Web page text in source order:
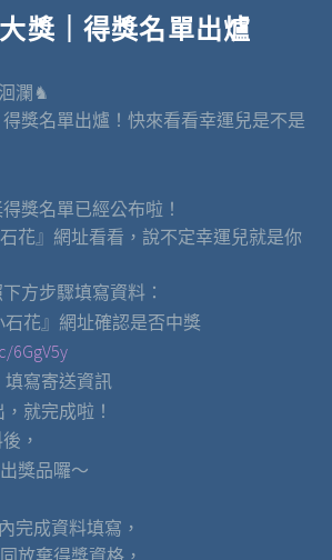
獎｜得獎名單出爐
瀾♞
獎名單出爐！快來看看幸運兒是不是
獎名單已經公布啦！
花』網址看看，說不定幸運兒就是你
方步驟填寫資料：
石花』網址確認是否中獎
6GgV5y
寫寄送資訊
就完成啦！
，
獎品囉～
完成資料填寫，
放棄得獎資格，